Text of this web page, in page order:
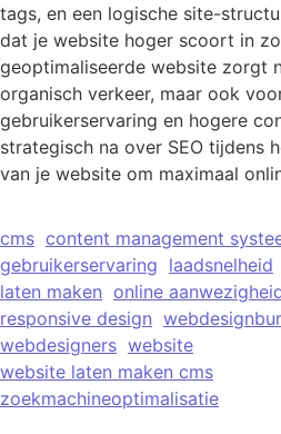
tags, en een logische site-
dat je website hoger scoort in
geoptimaliseerde website zorgt
organisch verkeer, maar ook
gebruikerservaring en hogere
strategisch na over SEO tijdens
van je website om maximaal
cms content management
gebruikerservaring laadsnelheid
laten maken online
responsive design
webdesigners website
website laten maken cms
zoekmachineoptimalisatie